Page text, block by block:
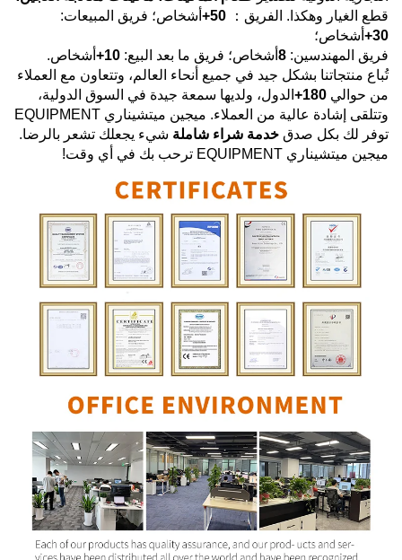
قطع الغيار وهكذا. الفريق： 50+
أشخاص؛ فريق المبيعات:
30+
أشخاص؛
فريق المهندسين: 8 أشخاص؛ فريق ما بعد البيع: 10+
أشخاص.
تُباع منتجاتنا بشكل جيد في جميع أنحاء العالم، وتتعاون مع العملاء
من حوالي 180+
الدول، ولديها سمعة جيدة في السوق الدولية،
وتتلقى إشادة عالية من العملاء. ميجين ميتشيناري EQUIPMENT
توفر لك بكل صدق خدمة شراء شاملة شيء يجعلك تشعر بالرضا.
ميجين ميتشيناري EQUIPMENT
ترحب بك في أي وقت!